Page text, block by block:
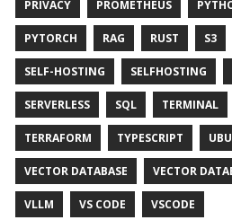
PRIVACY PROMETHEUS
PYTORCH RAG RUST S3
SELF-HOSTING SELFHOSTING
SERVERLESS SQL TERMINAL
TERRAFORM TYPESCRIPT
VECTOR DATABASE VECTOR
VLLM VS CODE VSCODE